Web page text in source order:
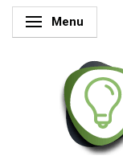
Skifte navigation
Menu